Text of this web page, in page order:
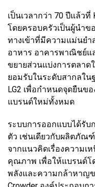
เป็นเวลากว่า 70 ปีแล้วที่
โดยครอบครัวเป็นผู้นำข
ทางเข้าที่มีความแม่นยำ
อาหาร อาคารพาณิชย์แ
ขยายส่วนแบ่งการตลาด
ยอมรับในระดับสากลใน
LG2 เพื่อกำหนดจุดยืน
แบรนด์ใหม่ทั้งหมด
ระบบการออกแบบได้รับ
ตัว เช่นเดียวกับผลิตภัณ
จากแนวคิดเรื่องความเ
คุณภาพ เพื่อให้แบรนด์โ
พลังและความกล้าหาญ